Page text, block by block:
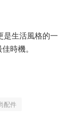
是生活風格的一
時機。
配件